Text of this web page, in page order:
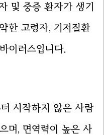
및 중증 환자가 생기
한 고령자, 기저질환
이러스입니다.
시작하지 않은 사람
며, 면역력이 높은 사